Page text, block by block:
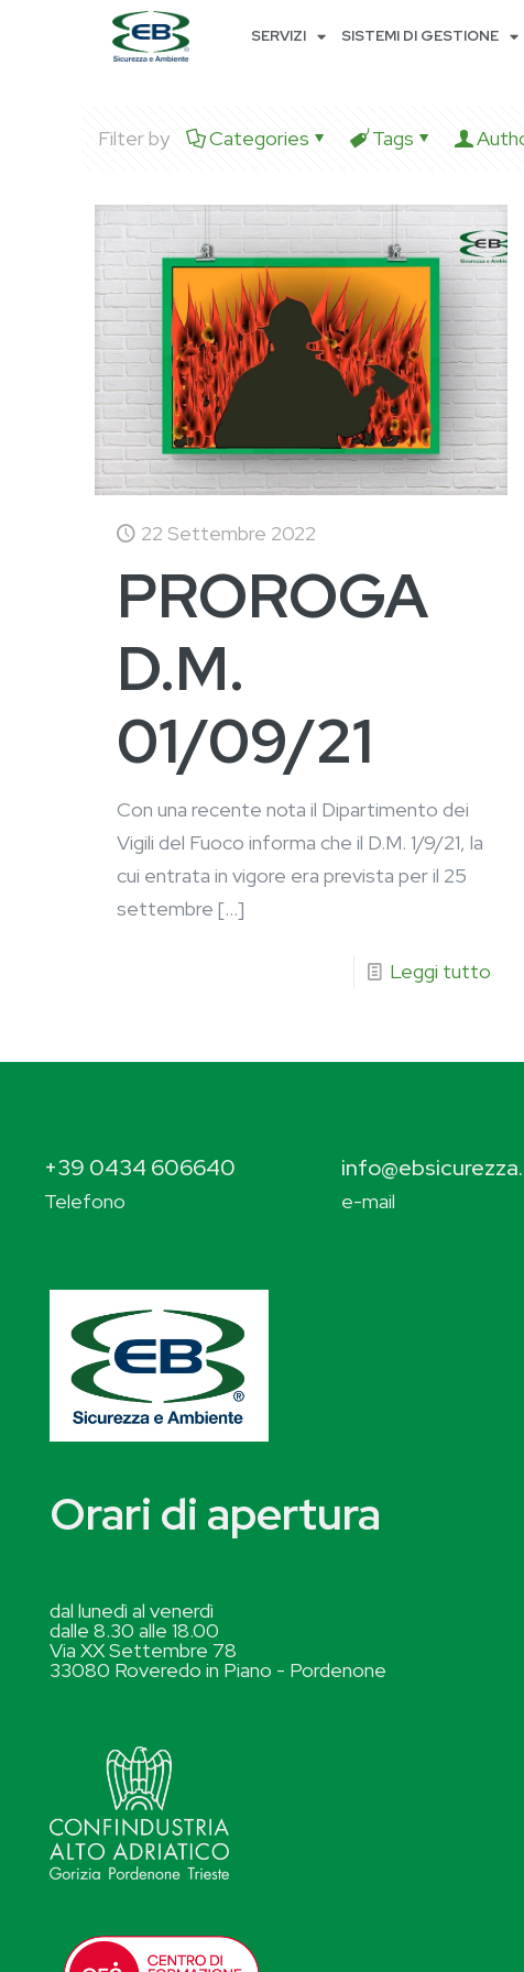
SERVIZI SISTEMI DI GESTIONE
Filter by Categories Tags
22 Settembre 2022
PROROGA
D.M.
01/09/21
Con una recente nota il Dipartimento dei
Vigili del Fuoco informa che il D.M. 1/9/21, la
cui entrata in vigore era prevista per il 25
settembre […]
Leggi tutto
+39 0434 606640
Telefono e-mail
Orari di apertura
dal lunedì al venerdì
dalle 8.30 alle 18.00
Via XX Settembre 78
33080 Roveredo in Piano - Pordenone